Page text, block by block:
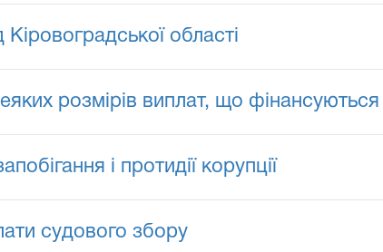
області
розмірів виплат, що
і протидії корупції
судового збору